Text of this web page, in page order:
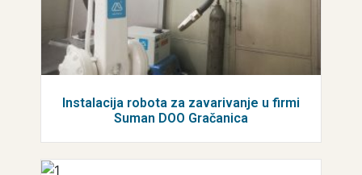
Instalacija robota za zavarivanje u firmi
Suman DOO Gračanica